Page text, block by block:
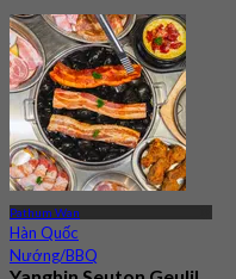
Pathum Wan
Hàn Quốc
Nướng/BBQ